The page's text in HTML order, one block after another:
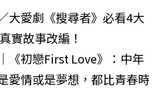
大愛劇《搜尋者》必看4大
實故事改編！
《初戀First Love》：中年
愛情或是夢想，都比青春時